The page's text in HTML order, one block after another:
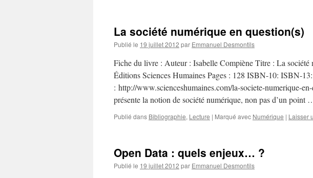
La société numérique en question(s)
Publié le 19 juillet 2012 par Emmanuel Desmontils
Fiche du livre : Auteur : Isabelle Compiène Titre : La société
Éditions Sciences Humaines Pages : 128 ISBN-10: ISBN-
: http://www.scienceshumaines.com/la-societe-numerique-
présente la notion de société numérique, non pas d’un point
Publié dans Bibliographie, Lecture | Marqué avec Numérique | Laisser
Open Data : quels enjeux… ?
Publié le 19 juillet 2012 par Emmanuel Desmontils